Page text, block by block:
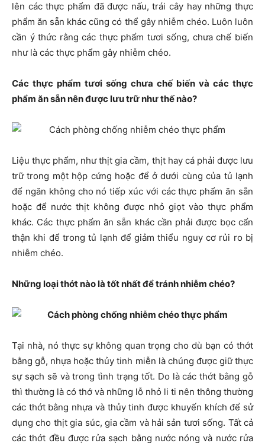
lên các thực phẩm đã được nấu, trái cây hay những thực
phẩm ăn sẵn khác cũng có thể gây nhiễm chéo. Luôn luôn
cần ý thức rằng các thực phẩm tươi sống, chưa chế biến
như là các thực phẩm gây nhiễm chéo.
Các thực phẩm tươi sống chưa chế biến và các thực
phẩm ăn sẵn nên được lưu trữ như thế nào?
Liệu thực phẩm, như thịt gia cầm, thịt hay cá phải được lưu
trữ trong một hộp cứng hoặc để ở dưới cùng của tủ lạnh
để ngăn không cho nó tiếp xúc với các thực phẩm ăn sẵn
hoặc để nước thịt không được nhỏ giọt vào thực phẩm
khác. Các thực phẩm ăn sẵn khác cần phải được bọc cẩn
thận khi để trong tủ lạnh để giảm thiểu nguy cơ rủi ro bị
nhiễm chéo.
Những loại thớt nào là tốt nhất để tránh nhiễm chéo?
Tại nhà, nó thực sự không quan trọng cho dù bạn có thớt
bằng gỗ, nhựa hoặc thủy tinh miễn là chúng được giữ thực
sự sạch sẽ và trong tình trạng tốt. Do là các thớt bằng gỗ
thì thường là có thớ và những lỗ nhỏ li ti nên thông thường
các thớt bằng nhựa và thủy tinh được khuyến khích để sử
dụng cho thịt gia súc, gia cầm và hải sản tươi sống. Tất cả
các thớt đều được rửa sạch bằng nước nóng và nước rửa